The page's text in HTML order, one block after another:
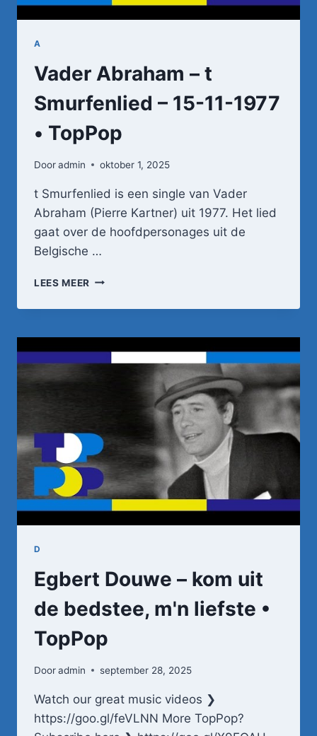
A
Vader Abraham – t
Smurfenlied – 15-11-1977
• TopPop
Dooradmin oktober 1, 2025
t Smurfenlied is een single van Vader
Abraham (Pierre Kartner) uit 1977. Het lied
gaat over de hoofdpersonages uit de
Belgische …
LEES MEER VADER
–
SMURFENLIED
–
15-
D
Egbert Douwe – kom uit
de bedstee, m'n liefste •
TopPop
Dooradmin september 28, 2025
Watch our great music videos ❯
https://goo.gl/feVLNN More TopPop?